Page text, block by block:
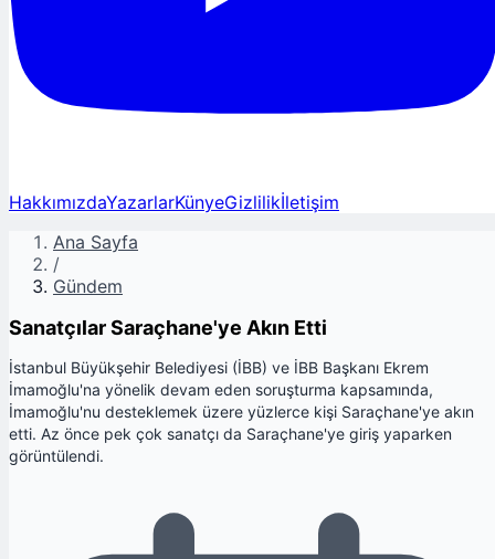
HakkımızdaYazarlarKünyeGizlilikİletişim
Ana Sayfa
/
Gündem
Sanatçılar Saraçhane'ye Akın Etti
İstanbul Büyükşehir Belediyesi (İBB) ve İBB Başkanı Ekrem
İmamoğlu'na yönelik devam eden soruşturma kapsamında,
İmamoğlu'nu desteklemek üzere yüzlerce kişi Saraçhane'ye akın
etti. Az önce pek çok sanatçı da Saraçhane'ye giriş yaparken
görüntülendi.